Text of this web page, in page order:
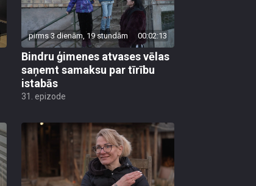
pirms 3 dienām, 19 stundām 00:02:13
Bindru ģimenes atvases vēlas
saņemt samaksu par tīrību
istabās
31. epizode